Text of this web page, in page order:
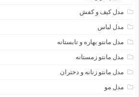
مدل کیف و کفش
مدل لباس
مدل مانتو بهاره و تابستانه
مدل مانتو زمستانه
مدل مانتو زنانه و دختران
مدل مو